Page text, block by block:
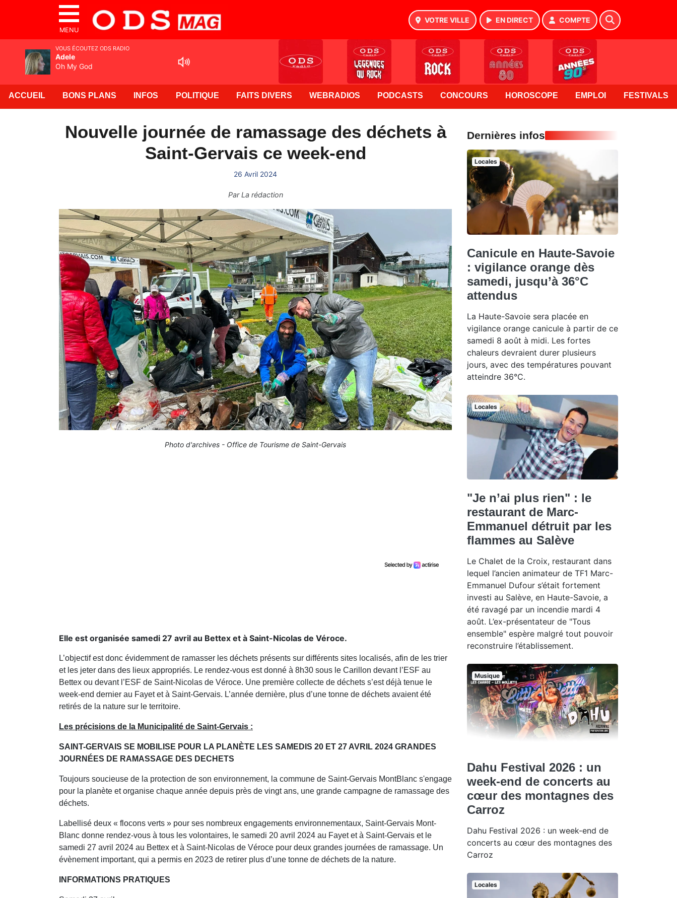
MENU
VOTRE VILLE EN DIRECT COMPTE
ACCUEIL BONS PLANS INFOS POLITIQUE FAITS DIVERS WEBRADIOS PODCASTS CONCOURS HOROSCOPE EMPLOI FESTIVALS
Nouvelle journée de ramassage des déchets à
Saint-Gervais ce week-end
26 Avril 2024
ParLa rédaction
Photo d'archives - Office de Tourisme de Saint-Gervais
Elle est organisée samedi 27 avril au Bettex et à Saint-Nicolas de Véroce.
L’objectif est donc évidemment de ramasser les déchets présents sur différents sites localisés, afin de les trier
et les jeter dans des lieux appropriés. Le rendez-vous est donné à 8h30 sous le Carillon devant l’ESF au
Bettex ou devant l’ESF de Saint-Nicolas de Véroce. Une première collecte de déchets s’est déjà tenue le
week-end dernier au Fayet et à Saint-Gervais. L’année dernière, plus d’une tonne de déchets avaient été
retirés de la nature sur le territoire.
Les précisions de la Municipalité de Saint-Gervais :
SAINT-GERVAIS SE MOBILISE POUR LA PLANÈTE LES SAMEDIS 20 ET 27 AVRIL 2024 GRANDES
JOURNÉES DE RAMASSAGE DES DECHETS
Toujours soucieuse de la protection de son environnement, la commune de Saint-Gervais MontBlanc s'engage
pour la planète et organise chaque année depuis près de vingt ans, une grande campagne de ramassage des
déchets.
Labellisé deux « flocons verts » pour ses nombreux engagements environnementaux, Saint-Gervais Mont-
Blanc donne rendez-vous à tous les volontaires, le samedi 20 avril 2024 au Fayet et à Saint-Gervais et le
samedi 27 avril 2024 au Bettex et à Saint-Nicolas de Véroce pour deux grandes journées de ramassage. Un
évènement important, qui a permis en 2023 de retirer plus d’une tonne de déchets de la nature.
INFORMATIONS PRATIQUES
Dernières infos
Locales
Canicule en Haute-Savoie
: vigilance orange dès
samedi, jusqu’à 36°C
attendus
La Haute-Savoie sera placée en
vigilance orange canicule à partir de ce
samedi 8 août à midi. Les fortes
chaleurs devraient durer plusieurs
jours, avec des températures pouvant
atteindre 36°C.
Locales
"Je n’ai plus rien" : le
restaurant de Marc-
Emmanuel détruit par les
flammes au Salève
Le Chalet de la Croix, restaurant dans
lequel l’ancien animateur de TF1 Marc-
Emmanuel Dufour s’était fortement
investi au Salève, en Haute-Savoie, a
été ravagé par un incendie mardi 4
août. L’ex-présentateur de "Tous
ensemble" espère malgré tout pouvoir
reconstruire l’établissement.
Musique
Dahu Festival 2026 : un
week-end de concerts au
cœur des montagnes des
Carroz
Dahu Festival 2026 : un week-end de
concerts au cœur des montagnes des
Carroz
Locales
VOUS ÉCOUTEZ ODS RADIO
Adele
Oh My God